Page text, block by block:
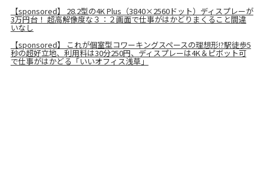
【sponsored】 28.2型の4K Plus（3840×2560ドット）ディスプレーが
3万円台！ 超高解像度な３：２画面で仕事がはかどりまくること間違
いなし
【sponsored】 これが個室型コワーキングスペースの理想形!?駅徒歩5
秒の超好立地、利用料は30分250円、ディスプレーは4K＆ピボット可
で仕事がはかどる「いいオフィス浅草」